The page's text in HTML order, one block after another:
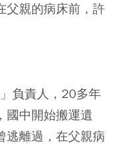
父親的病床前，許
負責人，20多年
國中開始搬運遺
逃離過，在父親病